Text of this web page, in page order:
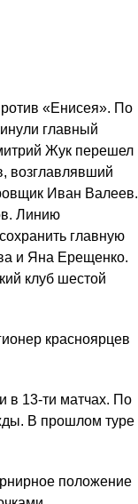
«Енисея». По
главный
Жук перешел
возглавлявший
Иван Валеев.
Линию
главную
и Яна Ерещенко.
клуб шестой
красноярцев
в 13-ти матчах. По
В прошлом туре
положение